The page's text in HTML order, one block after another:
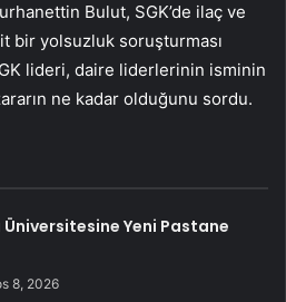
Bulut, SGK’de ilaç ve
bir yolsuzluk soruşturması
lideri, daire liderlerinin isminin
ne kadar olduğunu sordu.
Üniversitesine Yeni Pastane
8, 2026